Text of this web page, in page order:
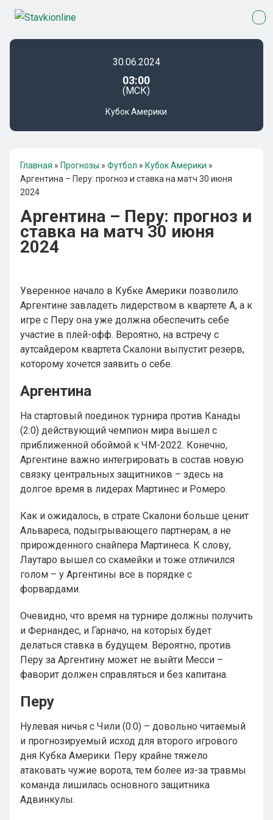
30.06.2024
03:00
(МСК)
Кубок Америки
Главная » Прогнозы » Футбол » Кубок Америки »
Аргентина – Перу: прогноз и ставка на матч 30 июня
2024
Аргентина – Перу: прогноз и
ставка на матч 30 июня
2024
Уверенное начало в Кубке Америки позволило
Аргентине завладеть лидерством в квартете A, а к
игре с Перу она уже должна обеспечить себе
участие в плей-офф. Вероятно, на встречу с
аутсайдером квартета Скалони выпустит резерв,
которому хочется заявить о себе.
Аргентина
На стартовый поединок турнира против Канады
(2:0) действующий чемпион мира вышел с
приближенной обоймой к ЧМ-2022. Конечно,
Аргентине важно интегрировать в состав новую
связку центральных защитников – здесь на
долгое время в лидерах Мартинес и Ромеро.
Как и ожидалось, в страте Скалони больше ценит
Альвареса, подыгрывающего партнерам, а не
прирожденного снайпера Мартинеса. К слову,
Лаутаро вышел со скамейки и тоже отличился
голом – у Аргентины все в порядке с
форвардами.
Очевидно, что время на турнире должны получить
и Фернандес, и Гарначо, на которых будет
делаться ставка в будущем. Вероятно, против
Перу за Аргентину может не выйти Месси –
фаворит должен справляться и без капитана.
Перу
Нулевая ничья с Чили (0:0) – довольно читаемый
и прогнозируемый исход для второго игрового
дня Кубка Америки. Перу крайне тяжело
атаковать чужие ворота, тем более из-за травмы
команда лишилась основного защитника
Адвинкулы.